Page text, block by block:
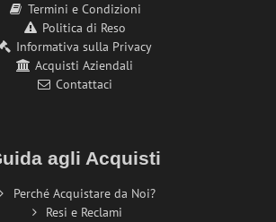
Termini e Condizioni
Politica di Reso
Informativa sulla Privacy
Acquisti Aziendali
Contattaci
agli Acquisti
Perché Acquistare da Noi?
Resi e Reclami